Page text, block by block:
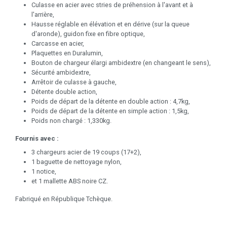
Culasse en acier avec stries de préhension à l'avant et à
l'arrière,
Hausse réglable en élévation et en dérive (sur la queue
d'aronde), guidon fixe en fibre optique,
Carcasse en acier,
Plaquettes en Duralumin,
Bouton de chargeur élargi ambidextre (en changeant le sens),
Sécurité ambidextre,
Arrêtoir de culasse à gauche,
Détente double action,
Poids de départ de la détente en double action : 4,7kg,
Poids de départ de la détente en simple action : 1,5kg,
Poids non chargé : 1,330kg.
Fournis avec :
3 chargeurs acier de 19 coups (17+2),
1 baguette de nettoyage nylon,
1 notice,
et 1 mallette ABS noire CZ.
Fabriqué en République Tchèque.